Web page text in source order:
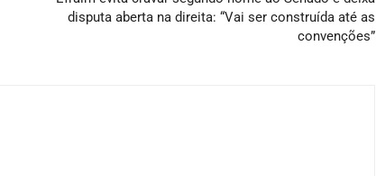
disputa aberta na direita: “Vai ser construída até as
convenções”